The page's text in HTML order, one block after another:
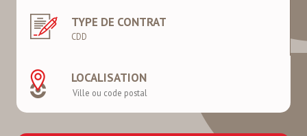
TYPE DE CONTRAT
LOCALISATION